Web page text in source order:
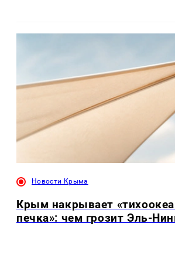
Новости Крыма
Крым накрывает
печка»: чем грозит Эль-